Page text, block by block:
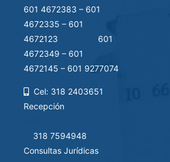
601 4672383 – 601
4672335 – 601
4672123 601
4672349 – 601
4672145 – 601 9277074
Cel: 318 2403651
Recepción
318 7594948
Consultas Jurídicas